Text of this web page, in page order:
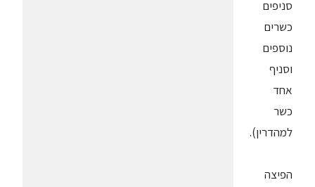
סניפים
כשרים
נוספים
וסניף
אחד
כשר
למהדרין).
הפיצה